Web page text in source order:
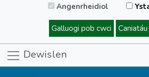
Angenrheidiol
Galluogi pob cwci
Dewislen